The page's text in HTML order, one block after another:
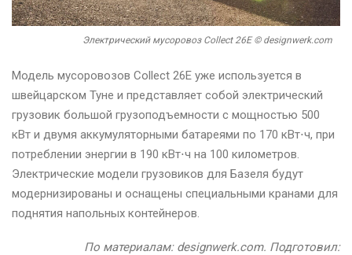
Электрический мусоровоз Collect 26E © designwerk.com
Модель мусоровозов Collect 26E уже используется в
швейцарском Туне и представляет собой электрический
грузовик большой грузоподъемности с мощностью 500
кВт и двумя аккумуляторными батареями по 170 кВт⋅ч, при
потреблении энергии в 190 кВт⋅ч на 100 километров.
Электрические модели грузовиков для Базеля будут
модернизированы и оснащены специальными кранами для
поднятия напольных контейнеров.
По материалам: designwerk.com. Подготовил: